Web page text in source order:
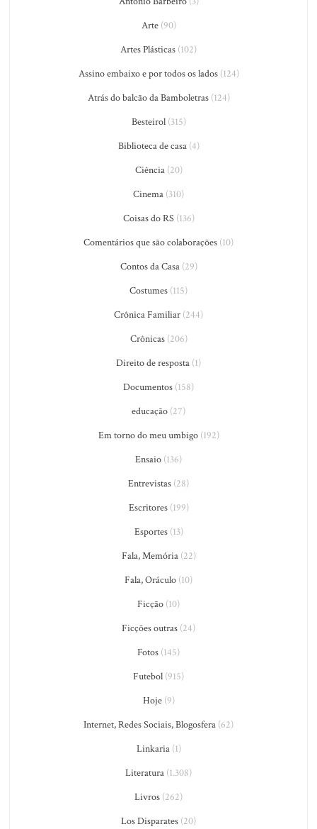
Arte(90)
Artes Plásticas (102)
Assino embaixo e por todos os lados(124)
Atrás do balcão da Bamboletras(124)
Besteirol(315)
Biblioteca de casa(4)
Ciência(20)
Cinema (310)
Coisas do RS(136)
Comentários que são colaborações (10)
Contos da Casa(29)
Costumes (115)
Crônica Familiar (244)
Crônicas(206)
Direito de resposta (1)
Documentos (158)
educação (27)
Em torno do meu umbigo(192)
Ensaio (136)
Entrevistas (28)
Escritores(199)
Esportes(13)
Fala, Memória(22)
Fala, Oráculo (10)
Ficção (10)
Ficções outras (24)
Fotos (145)
Futebol (915)
Hoje(9)
Internet, Redes Sociais, Blogosfera (62)
Linkaria(1)
Literatura (1.308)
Livros (262)
Los Disparates (20)